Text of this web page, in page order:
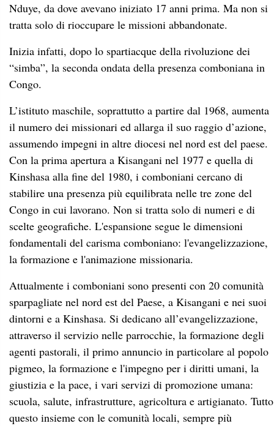
Nduye, da dove avevano iniziato 17 anni prima. Ma non si
tratta solo di rioccupare le missioni abbandonate.
Inizia infatti, dopo lo spartiacque della rivoluzione dei
“simba”, la seconda ondata della presenza comboniana in
Congo.
L’istituto maschile, soprattutto a partire dal 1968, aumenta
il numero dei missionari ed allarga il suo raggio d’azione,
assumendo impegni in altre diocesi nel nord est del paese.
Con la prima apertura a Kisangani nel 1977 e quella di
Kinshasa alla fine del 1980, i comboniani cercano di
stabilire una presenza più equilibrata nelle tre zone del
Congo in cui lavorano. Non si tratta solo di numeri e di
scelte geografiche. L'espansione segue le dimensioni
fondamentali del carisma comboniano: l'evangelizzazione,
la formazione e l'animazione missionaria.
Attualmente i comboniani sono presenti con 20 comunità
sparpagliate nel nord est del Paese, a Kisangani e nei suoi
dintorni e a Kinshasa. Si dedicano all’evangelizzazione,
attraverso il servizio nelle parrocchie, la formazione degli
agenti pastorali, il primo annuncio in particolare al popolo
pigmeo, la formazione e l'impegno per i diritti umani, la
giustizia e la pace, i vari servizi di promozione umana:
scuola, salute, infrastrutture, agricoltura e artigianato. Tutto
questo insieme con le comunità locali, sempre più